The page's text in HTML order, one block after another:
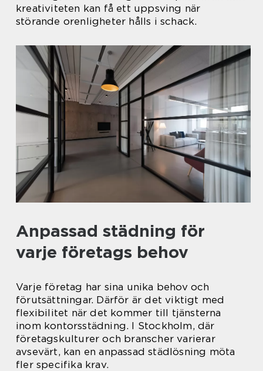
kreativiteten kan få ett uppsving när
störande orenligheter hålls i schack.
Anpassad städning för
varje företags behov
Varje företag har sina unika behov och
förutsättningar. Därför är det viktigt med
flexibilitet när det kommer till tjänsterna
inom kontorsstädning. I Stockholm, där
företagskulturer och branscher varierar
avsevärt, kan en anpassad städlösning möta
fler specifika krav.